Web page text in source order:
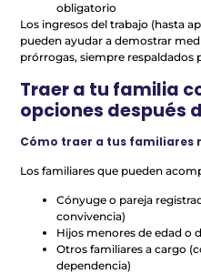
obligatorio
Los ingresos del trabajo (hasta
pueden ayudar a demostrar
prórrogas, siempre respaldados
Traer a tu familia
opciones después
Cómo traer a tus familiares
Los familiares que pueden
Cónyuge o pareja
convivencia)
Hijos menores de edad o
Otros familiares a cargo
dependencia)